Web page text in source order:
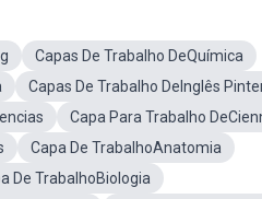
Capas De Trabalho DeQuímica
Capas De Trabalho DeInglês
Capa Para Trabalho
Capa De TrabalhoAnatomia
De TrabalhoBiologia